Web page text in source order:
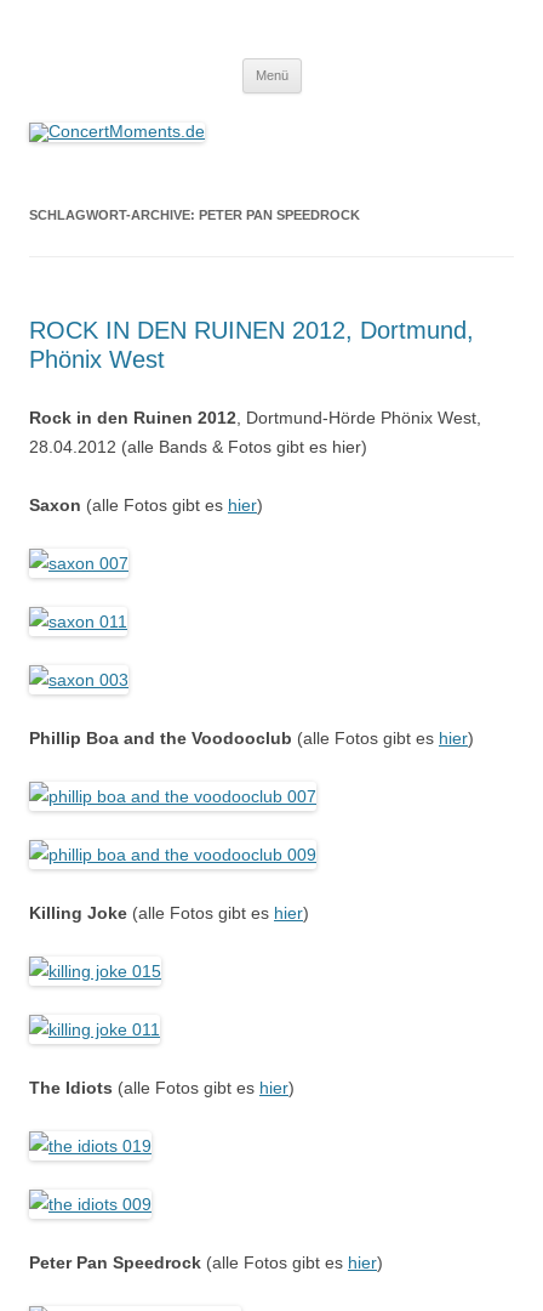
Menü
SCHLAGWORT-ARCHIVE: PETER PAN SPEEDROCK
ROCK IN DEN RUINEN 2012, Dortmund,
Phönix West
Rock in den Ruinen 2012 , Dortmund-Hörde Phönix West,
28.04.2012 (alle Bands & Fotos gibt es hier)
Saxon (alle Fotos gibt es hier)
Phillip Boa and the Voodooclub (alle Fotos gibt es hier)
Killing Joke (alle Fotos gibt es hier)
The Idiots (alle Fotos gibt es hier)
Peter Pan Speedrock (alle Fotos gibt es hier)